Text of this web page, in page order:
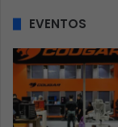
EVENTOS